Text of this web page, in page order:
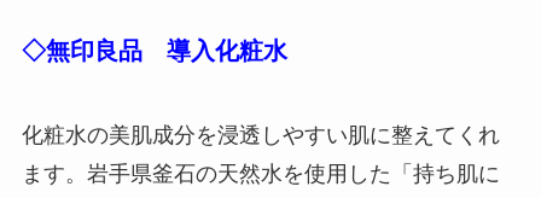
◇無印良品 導入化粧水
化粧水の美肌成分を浸透しやすい肌に整えてくれ
ます。岩手県釜石の天然水を使用した「持ち肌に